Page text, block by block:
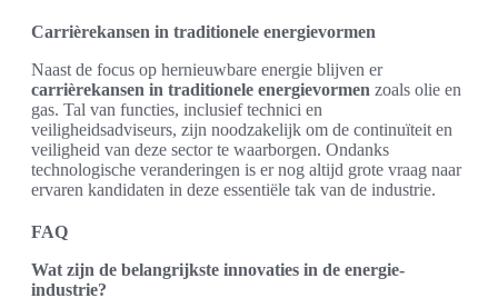
Carrièrekansen in traditionele energievormen
Naast de focus op hernieuwbare energie blijven er
carrièrekansen in traditionele energievormen zoals olie en
gas. Tal van functies, inclusief technici en
veiligheidsadviseurs, zijn noodzakelijk om de continuïteit en
veiligheid van deze sector te waarborgen. Ondanks
technologische veranderingen is er nog altijd grote vraag naar
ervaren kandidaten in deze essentiële tak van de industrie.
FAQ
Wat zijn de belangrijkste innovaties in de energie-
industrie?